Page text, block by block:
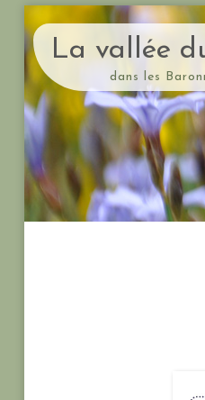
La vallée
dans les